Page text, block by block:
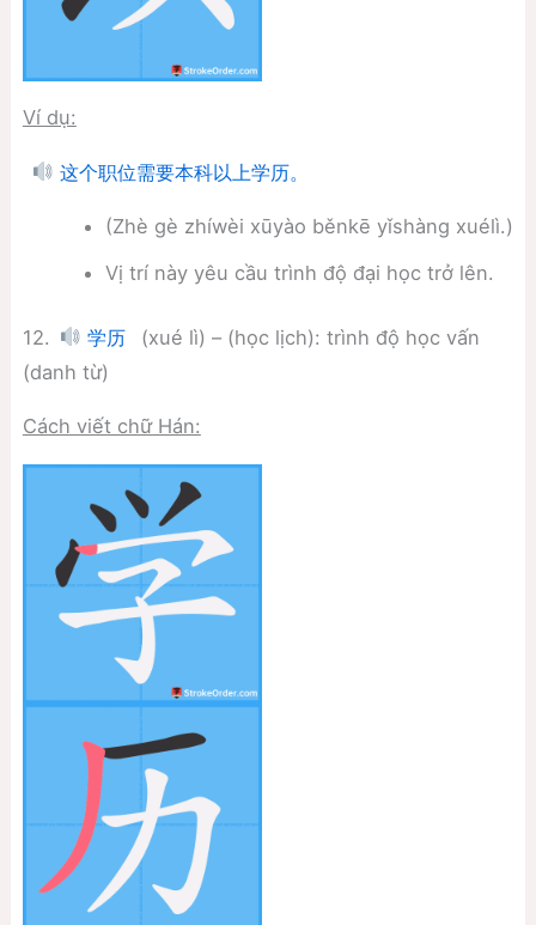
Ví dụ:
这个职位需要本科以上学历。
(Zhè gè zhíwèi xūyào běnkē yǐshàng xuélì.)
Vị trí này yêu cầu trình độ đại học trở lên.
12. 学历
(xué lì) – (học lịch): trình độ học vấn
(danh từ)
Cách viết chữ Hán: